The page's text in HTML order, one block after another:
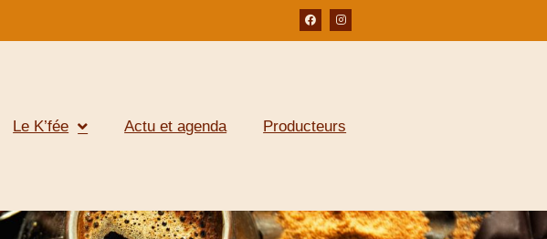
Le K’fée Actu et agenda Producteurs